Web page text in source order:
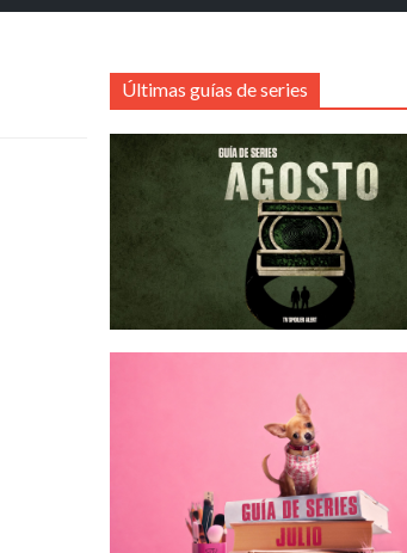
Últimas guías de series